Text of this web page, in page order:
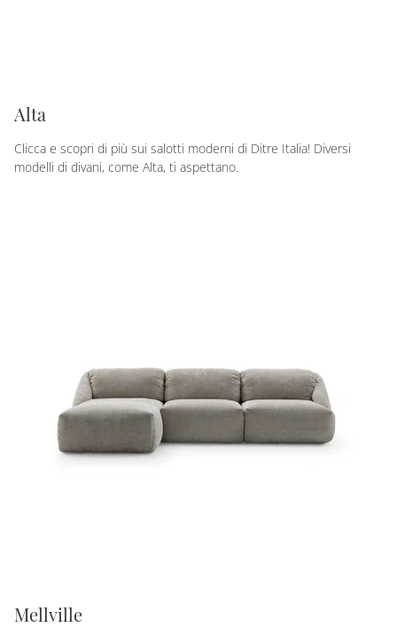
Alta
Clicca e scopri di più sui salotti moderni di Ditre Italia! Diversi
modelli di divani, come Alta, ti aspettano.
Mellville